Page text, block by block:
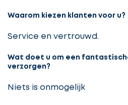
Waarom kiezen klanten voor u?
Service en vertrouwd.
Wat doet u om een
verzorgen?
Niets is onmogelijk